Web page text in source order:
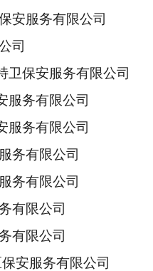
安服务有限公司
司
保安服务有限公司
务有限公司
务有限公司
务有限公司
务有限公司
有限公司
有限公司
安服务有限公司